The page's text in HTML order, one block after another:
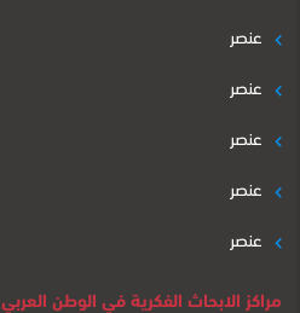
عنصر
عنصر
عنصر
عنصر
عنصر
مراكز الابحاث الفكرية في الوطن العربي